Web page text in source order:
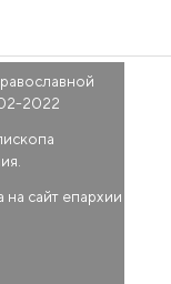
2022
сайт епархии